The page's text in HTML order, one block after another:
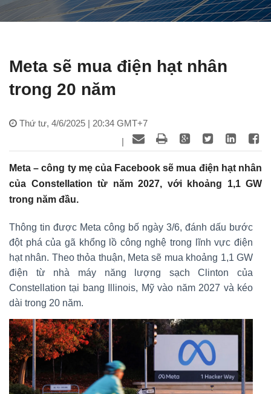
Meta sẽ mua điện hạt nhân
trong 20 năm
Thứ tư, 4/6/2025 | 20:34 GMT+7
|
Meta – công ty mẹ của Facebook sẽ mua điện hạt nhân
của Constellation từ năm 2027, với khoảng 1,1 GW
trong năm đầu.
Thông tin được Meta công bố ngày 3/6, đánh dấu bước
đột phá của gã khổng lồ công nghệ trong lĩnh vực điện
hạt nhân. Theo thỏa thuận, Meta sẽ mua khoảng 1,1 GW
điện từ nhà máy năng lượng sạch Clinton của
Constellation tại bang Illinois, Mỹ vào năm 2027 và kéo
dài trong 20 năm.